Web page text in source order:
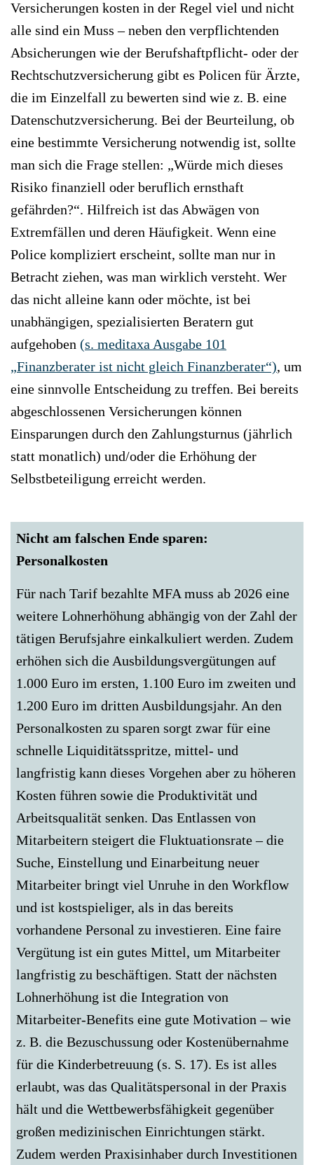
Versicherungen kosten in der Regel viel und nicht
alle sind ein Muss – neben den verpflichtenden
Absicherungen wie der Berufshaftpflicht- oder der
Rechtschutzversicherung gibt es Policen für Ärzte,
die im Einzelfall zu bewerten sind wie z. B. eine
Datenschutzversicherung. Bei der Beurteilung, ob
eine bestimmte Versicherung notwendig ist, sollte
man sich die Frage stellen: „Würde mich dieses
Risiko finanziell oder beruflich ernsthaft
gefährden?“. Hilfreich ist das Abwägen von
Extremfällen und deren Häufigkeit. Wenn eine
Police kompliziert erscheint, sollte man nur in
Betracht ziehen, was man wirklich versteht. Wer
das nicht alleine kann oder möchte, ist bei
unabhängigen, spezialisierten Beratern gut
aufgehoben (s. meditaxa Ausgabe 101
„Finanzberater ist nicht gleich Finanzberater“), um
eine sinnvolle Entscheidung zu treffen. Bei bereits
abgeschlossenen Versicherungen können
Einsparungen durch den Zahlungsturnus (jährlich
statt monatlich) und/oder die Erhöhung der
Selbstbeteiligung erreicht werden.
Nicht am falschen Ende sparen:
Personalkosten
Für nach Tarif bezahlte MFA muss ab 2026 eine
weitere Lohnerhöhung abhängig von der Zahl der
tätigen Berufsjahre einkalkuliert werden. Zudem
erhöhen sich die Ausbildungsvergütungen auf
1.000 Euro im ersten, 1.100 Euro im zweiten und
1.200 Euro im dritten Ausbildungsjahr. An den
Personalkosten zu sparen sorgt zwar für eine
schnelle Liquiditätsspritze, mittel- und
langfristig kann dieses Vorgehen aber zu höheren
Kosten führen sowie die Produktivität und
Arbeitsqualität senken. Das Entlassen von
Mitarbeitern steigert die Fluktuationsrate – die
Suche, Einstellung und Einarbeitung neuer
Mitarbeiter bringt viel Unruhe in den Workflow
und ist kostspieliger, als in das bereits
vorhandene Personal zu investieren. Eine faire
Vergütung ist ein gutes Mittel, um Mitarbeiter
langfristig zu beschäftigen. Statt der nächsten
Lohnerhöhung ist die Integration von
Mitarbeiter-Benefits eine gute Motivation – wie
z. B. die Bezuschussung oder Kostenübernahme
für die Kinderbetreuung (s. S. 17). Es ist alles
erlaubt, was das Qualitätspersonal in der Praxis
hält und die Wettbewerbsfähigkeit gegenüber
großen medi­zinischen Einrichtungen stärkt.
Zudem werden Praxisinhaber durch Investitionen